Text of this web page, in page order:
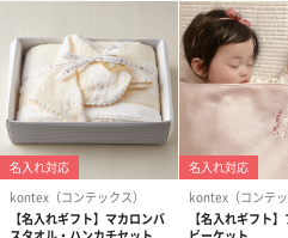
フロント部分に、ワンタッチでつ
も便利です。
ピンク